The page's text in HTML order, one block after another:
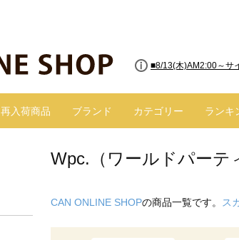
■8/13(木)AM2:00～サ
再入荷商品 ブランド カテゴリー ランキ
Wpc.（ワールドパーテ
CAN ONLINE SHOPの商品一覧です。 ス